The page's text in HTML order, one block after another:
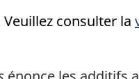
consulter la